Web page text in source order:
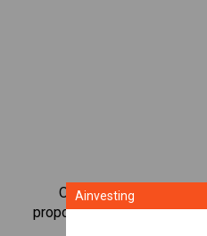
Operar con CFD sobre
proporciona una amplia
Ainvesting